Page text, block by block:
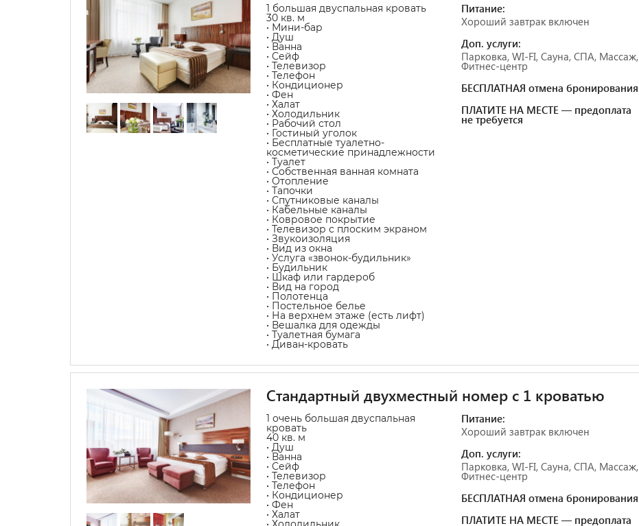
1 большая двуспальная кровать
30 кв. м
• Мини-бар
• Душ
• Ванна
• Сейф
• Телевизор
• Телефон
• Кондиционер
• Фен
• Халат
• Холодильник
• Рабочий стол
• Гостиный уголок
• Бесплатные туалетно-
косметические принадлежности
• Туалет
• Собственная ванная комната
• Отопление
• Тапочки
• Спутниковые каналы
• Кабельные каналы
• Ковровое покрытие
• Телевизор с плоским экраном
• Звукоизоляция
• Вид из окна
• Услуга «звонок-будильник»
• Будильник
• Шкаф или гардероб
• Вид на город
• Полотенца
• Постельное белье
• На верхнем этаже (есть лифт)
• Вешалка для одежды
• Туалетная бумага
• Диван-кровать
Питание:
Хороший завтрак включен
Доп. услуги:
Парковка, WI-FI, Сауна, СПА, Массаж,
Фитнес-центр
БЕСПЛАТНАЯ отмена бронирования
ПЛАТИТЕ НА МЕСТЕ — предоплата
не требуется
Стандартный двухместный номер с 1 кроватью
1 очень большая двуспальная
кровать
40 кв. м
• Душ
• Ванна
• Сейф
• Телевизор
• Телефон
• Кондиционер
• Фен
• Халат
Питание:
Хороший завтрак включен
Доп. услуги:
Парковка, WI-FI, Сауна, СПА, Массаж,
Фитнес-центр
БЕСПЛАТНАЯ отмена бронирования
ПЛАТИТЕ НА МЕСТЕ — предоплата